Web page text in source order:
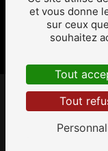
auprès
AMP
s
ette
et vous donne
sur ceux
souhaitez
Tout
Tout